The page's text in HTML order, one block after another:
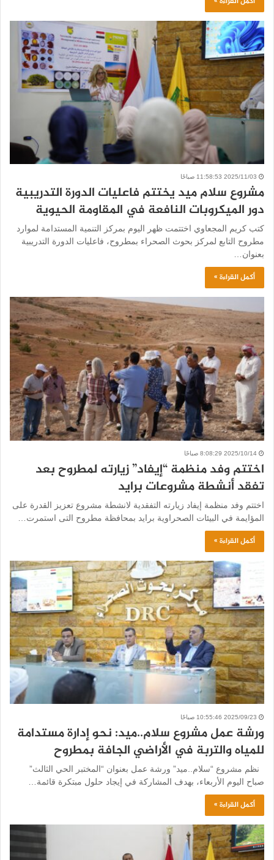
2025/11/03 11:58:53 صباحًا
مشروع سلام ميد يختتم فاعليات الدورة التدريبية
دور الميكروبات النافعة في المقاومة الحيوية
كتب كريم المجعاوي اختتمت ظهر اليوم بمركز التنمية المستدامة لموارد
مطروح التابع لمركز بحوث الصحراء بمطروح، فاعليات الدورة التدريبية
بعنوان…
أكمل القراءة »
2025/10/14 8:08:29 صباحًا
اختتم وفد منظمة “إيفاد” زيارته لمطروح بعد
تفقد أنشطة مشروعات برايد
اختتم وفد منظمة إيفاد زيارته التفقدية لانشطة مشروع تعزيز القدرة على
المؤايمة في البيئات الصحراوية برايد بمحافظة مطروح التى استمرت…
أكمل القراءة »
2025/09/23 10:55:46 صباحًا
ورشة عمل مشروع سلام..ميد: نحو إدارة مستدامة
للمياه والتربة في الأراضي الجافة بمطروح
نظم مشروع “سلام..ميد” ورشة عمل بعنوان “المختبر الحي الثالث”
صباح اليوم الأربعاء، بهدف المشاركة في إيجاد حلول مبتكرة قائمة…
أكمل القراءة »